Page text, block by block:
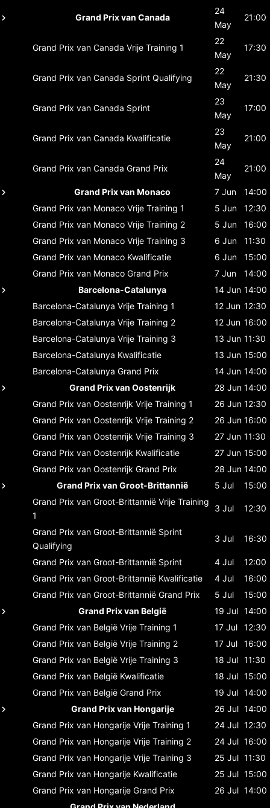
Grand Prix van Canada
24
May
21:00
Grand Prix van Canada Vrije Training 1
22
May
17:30
Grand Prix van Canada Sprint Qualifying
22
May
21:30
Grand Prix van Canada Sprint
23
May
17:00
Grand Prix van Canada Kwalificatie
23
May
21:00
Grand Prix van Canada Grand Prix
24
May
21:00
Grand Prix van Monaco 7 Jun
14:00
Grand Prix van Monaco Vrije Training 1 5 Jun
12:30
Grand Prix van Monaco Vrije Training 2 5 Jun
16:00
Grand Prix van Monaco Vrije Training 3 6 Jun
11:30
Grand Prix van Monaco Kwalificatie 6 Jun
15:00
Grand Prix van Monaco Grand Prix 7 Jun
14:00
Barcelona-Catalunya
14 Jun 14:00
Barcelona-Catalunya Vrije Training 1 12 Jun 12:30
Barcelona-Catalunya Vrije Training 2 12 Jun 16:00
Barcelona-Catalunya Vrije Training 3 13 Jun 11:30
Barcelona-Catalunya Kwalificatie 13 Jun 15:00
Barcelona-Catalunya Grand Prix 14 Jun 14:00
Grand Prix van Oostenrijk
28 Jun 14:00
Grand Prix van Oostenrijk Vrije Training 1 26 Jun 12:30
Grand Prix van Oostenrijk Vrije Training 2 26 Jun 16:00
Grand Prix van Oostenrijk Vrije Training 3 27 Jun 11:30
Grand Prix van Oostenrijk Kwalificatie 27 Jun 15:00
Grand Prix van Oostenrijk Grand Prix 28 Jun 14:00
Grand Prix van Groot-Brittannië
5 Jul
15:00
Grand Prix van Groot-Brittannië Vrije Training
1
3 Jul 12:30
Grand Prix van Groot-Brittannië Sprint
Qualifying
3 Jul 16:30
Grand Prix van Groot-Brittannië Sprint 4 Jul
12:00
Grand Prix van Groot-Brittannië Kwalificatie 4 Jul
16:00
Grand Prix van Groot-Brittannië Grand Prix 5 Jul
15:00
Grand Prix van België
19 Jul 14:00
Grand Prix van België Vrije Training 1 17 Jul
12:30
Grand Prix van België Vrije Training 2 17 Jul
16:00
Grand Prix van België Vrije Training 3 18 Jul 11:30
Grand Prix van België Kwalificatie 18 Jul 15:00
Grand Prix van België Grand Prix 19 Jul 14:00
Grand Prix van Hongarije
26 Jul 14:00
Grand Prix van Hongarije Vrije Training 1 24 Jul 12:30
Grand Prix van Hongarije Vrije Training 2 24 Jul 16:00
Grand Prix van Hongarije Vrije Training 3 25 Jul 11:30
Grand Prix van Hongarije Kwalificatie 25 Jul 15:00
Grand Prix van Hongarije Grand Prix 26 Jul 14:00